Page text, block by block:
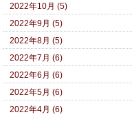
2022年10月 (5)
2022年9月 (5)
2022年8月 (5)
2022年7月 (6)
2022年6月 (6)
2022年5月 (6)
2022年4月 (6)